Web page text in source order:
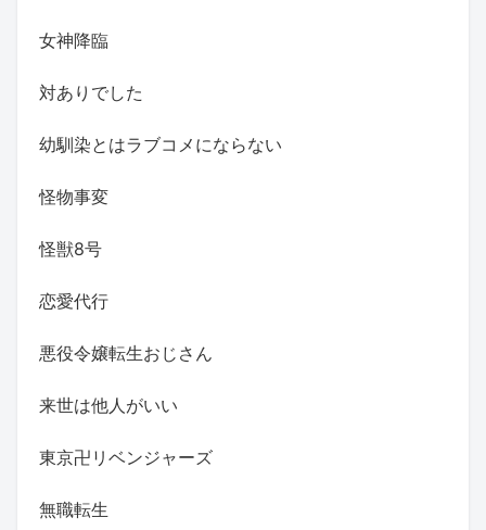
女神降臨
対ありでした
幼馴染とはラブコメにならない
怪物事変
怪獣8号
恋愛代行
悪役令嬢転生おじさん
来世は他人がいい
東京卍リベンジャーズ
無職転生